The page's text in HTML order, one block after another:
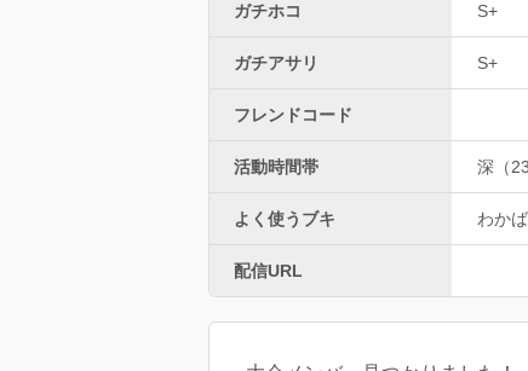
ガチホコ S+
ガチアサリ S+
フレンドコード
活動時間帯 深（
よく使うブキ わか
配信URL